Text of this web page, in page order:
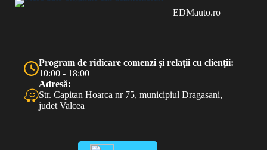
EDMauto.ro
Program de ridicare comenzi și relații cu clienții:
10:00 - 18:00
Adresă:
Str. Capitan Hoarca nr 75, municipiul Dragasani,
judet Valcea